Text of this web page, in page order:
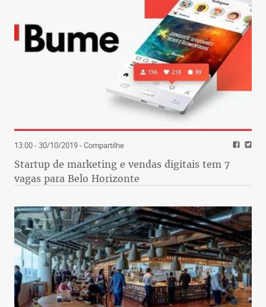
13:00 - 30/10/2019- Compartilhe
Startup de marketing e vendas digitais tem 7
vagas para Belo Horizonte